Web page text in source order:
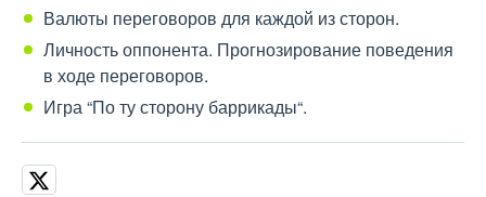
Валюты переговоров для каждой из сторон.
Личность оппонента. Прогнозирование поведения
в ходе переговоров.
Игра “По ту сторону баррикады“.